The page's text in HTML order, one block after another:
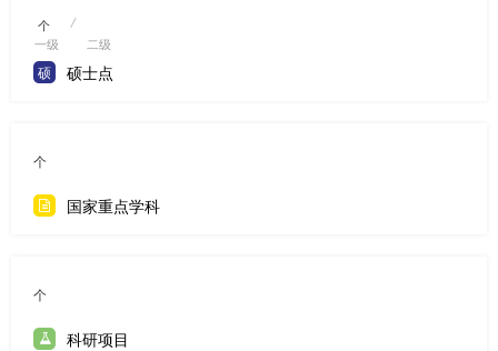
个
一级
/
二级
硕 硕士点
个
国家重点学科
个
科研项目